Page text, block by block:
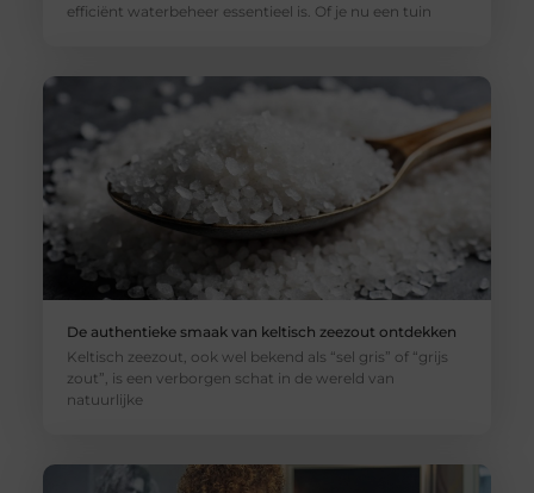
efficiënt waterbeheer essentieel is. Of je nu een tuin
De authentieke smaak van keltisch zeezout ontdekken
Keltisch zeezout, ook wel bekend als “sel gris” of “grijs
zout”, is een verborgen schat in de wereld van
natuurlijke